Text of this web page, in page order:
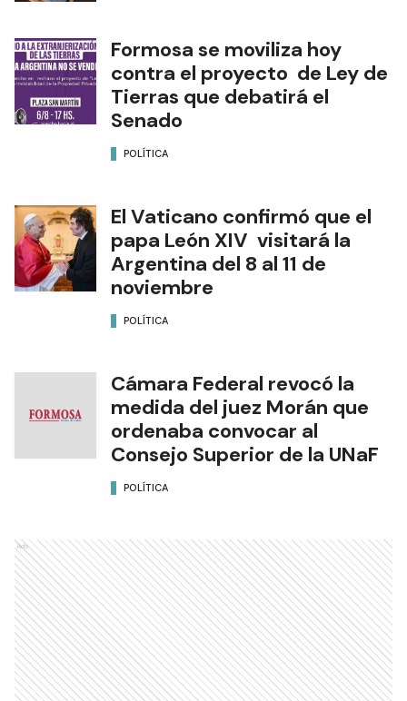
Formosa se moviliza hoy
contra el proyecto de Ley de
Tierras que debatirá el
Senado
POLÍTICA
El Vaticano confirmó que el
papa León XIV visitará la
Argentina del 8 al 11 de
noviembre
POLÍTICA
Cámara Federal revocó la
medida del juez Morán que
ordenaba convocar al
Consejo Superior de la UNaF
POLÍTICA
Ads